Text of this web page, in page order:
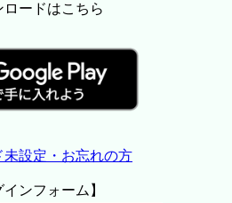
ロードはこちら
未設定・お忘れの方
インフォーム】